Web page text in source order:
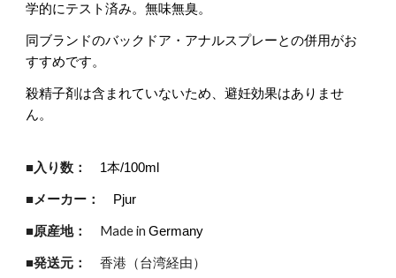
学的にテスト済み。無味無臭。
同ブランドのバックドア・アナルスプレーとの併用がお
すすめです。
殺精子剤は含まれていないため、避妊効果はありませ
ん。
■入り数： 1本/100ml
■メーカー： Pjur
■原産地： Made inGermany
■発送元： 香港 （台湾経由）